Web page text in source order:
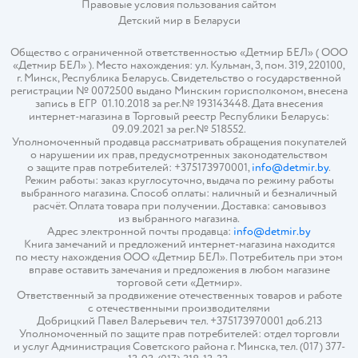
Правовые условия пользования сайтом
Детский мир в Беларуси
Общество с ограниченной ответственностью «Детмир БЕЛ» ( ООО
«Детмир БЕЛ» ). Место нахождения: ул. Кульман, 3, пом. 319, 220100,
г. Минск, Республика Беларусь. Свидетельство о государственной
регистрации № 0072500 выдано Минским горисполкомом, внесена
запись в ЕГР 01.10.2018 за рег.№ 193143448. Дата внесения
интернет-магазина в Торговый реестр Республики Беларусь:
09.09.2021 за рег.№ 518552.
Уполномоченный продавца рассматривать обращения покупателей
о нарушении их прав, предусмотренных законодательством
о защите прав потребителей: +375173970001,info@detmir.by.
Режим работы: заказ круглосуточно, выдача по режиму работы
выбранного магазина. Способ оплаты: наличный и безналичный
расчёт. Оплата товара при получении. Доставка: самовывоз
из выбранного магазина.
Адрес электронной почты продавца: info@detmir.by
Книга замечаний и предложений интернет-магазина находится
по месту нахождения ООО «Детмир БЕЛ». Потребитель при этом
вправе оставить замечания и предложения в любом магазине
торговой сети «Детмир».
Ответственный за продвижение отечественных товаров и работе
с отечественными производителями
Добрицкий Павел Валерьевич тел. +375173970001 доб.213
Уполномоченный по защите прав потребителей: отдел торговли
и услуг Администрация Советского района г. Минска, тел. (017) 377-